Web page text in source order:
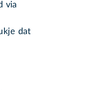
via
dat